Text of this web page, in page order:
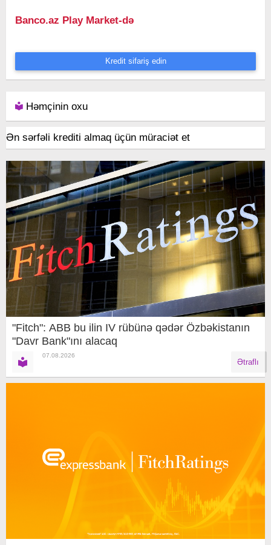
Banco.az Play Market-də
Kredit sifariş edin
Həmçinin oxu
Ən sərfəli krediti almaq üçün müraciət et
"Fitch": ABB bu ilin IV rübünə qədər Özbəkistanın
"Davr Bank"ını alacaq
07.08.2026
Ətraflı